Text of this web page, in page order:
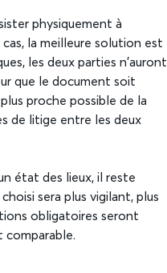
physiquement à
cas, la meilleure solution est
les deux parties n’auront
que le document soit
proche possible de la
de litige entre les deux
état des lieux, il reste
sera plus vigilant, plus
obligatoires seront
comparable.